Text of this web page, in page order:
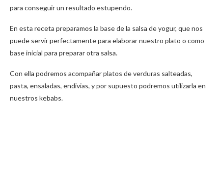
para conseguir un resultado estupendo.
En esta receta preparamos la base de la salsa de yogur, que nos
puede servir perfectamente para elaborar nuestro plato o como
base inicial para preparar otra salsa.
Con ella podremos acompañar platos de verduras salteadas,
pasta, ensaladas, endivias, y por supuesto podremos utilizarla en
nuestros kebabs.